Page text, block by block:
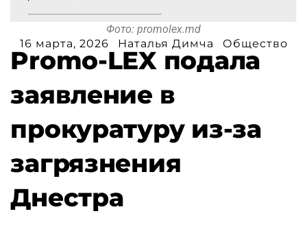
Фото: promolex.md
16 марта, 2026
Наталья Димча Общество
Promo-LEX подала
заявление в
прокуратуру из-за
загрязнения
Днестра